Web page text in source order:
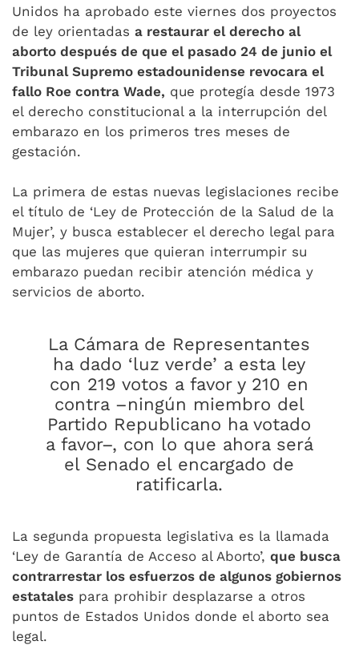
Unidos ha aprobado este viernes dos proyectos
de ley orientadas a restaurar el derecho al
aborto después de que el pasado 24 de junio el
Tribunal Supremo estadounidense revocara el
fallo Roe contra Wade, que protegía desde 1973
el derecho constitucional a la interrupción del
embarazo en los primeros tres meses de
gestación.
La primera de estas nuevas legislaciones recibe
el título de ‘Ley de Protección de la Salud de la
Mujer’, y busca establecer el derecho legal para
que las mujeres que quieran interrumpir su
embarazo puedan recibir atención médica y
servicios de aborto.
La Cámara de Representantes
ha dado ‘luz verde’ a esta ley
con 219 votos a favor y 210 en
contra –ningún miembro del
Partido Republicano ha votado
a favor–, con lo que ahora será
el Senado el encargado de
ratificarla.
La segunda propuesta legislativa es la llamada
‘Ley de Garantía de Acceso al Aborto’, que busca
contrarrestar los esfuerzos de algunos gobiernos
estatales para prohibir desplazarse a otros
puntos de Estados Unidos donde el aborto sea
legal.